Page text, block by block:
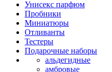
Унисекс парфюм
Пробники
Миниатюры
Отливанты
Тестеры
Подарочные наборы
альдегидные
амбровые